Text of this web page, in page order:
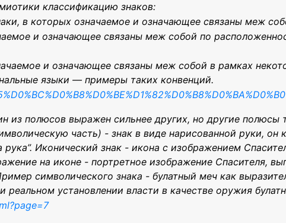
классификацию знаков:
в которых означаемое и означающее связаны меж
и означающее связаны меж собой по
и означающее связаны меж собой в рамках
языки — примеры таких конвенций.
из полюсов выражен сильнее других, но другие полюсы
часть) - знак в виде нарисованной руки, он
Иконический знак - икона с изображением
на иконе - портретное изображение Спасителя,
символического знака - булатный меч как
реальном установлении власти в качестве оружия